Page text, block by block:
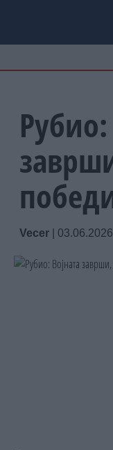
Рубио:
Vecer 03.06.2026